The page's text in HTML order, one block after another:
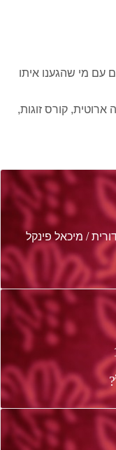
עם מי שהגענו איתו
קורס זוגות,
/ מיכאל פינקל